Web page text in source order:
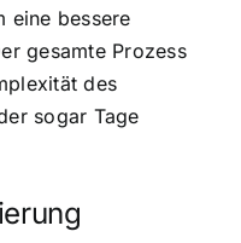
eine bessere
gesamte Prozess
des
sogar Tage